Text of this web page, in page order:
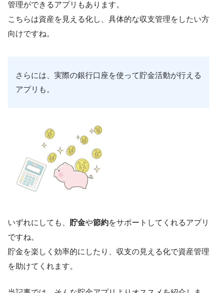
管理ができるアプリもあります。
こちらは資産を見える化し、具体的な収支管理をしたい方
向けですね。
さらには、実際の銀行口座を使って貯金活動が行える
アプリも。
いずれにしても、 貯金や節約をサポートしてくれるアプリ
ですね。
貯金を楽しく効率的にしたり、収支の見える化で資産管理
を助けてくれます。